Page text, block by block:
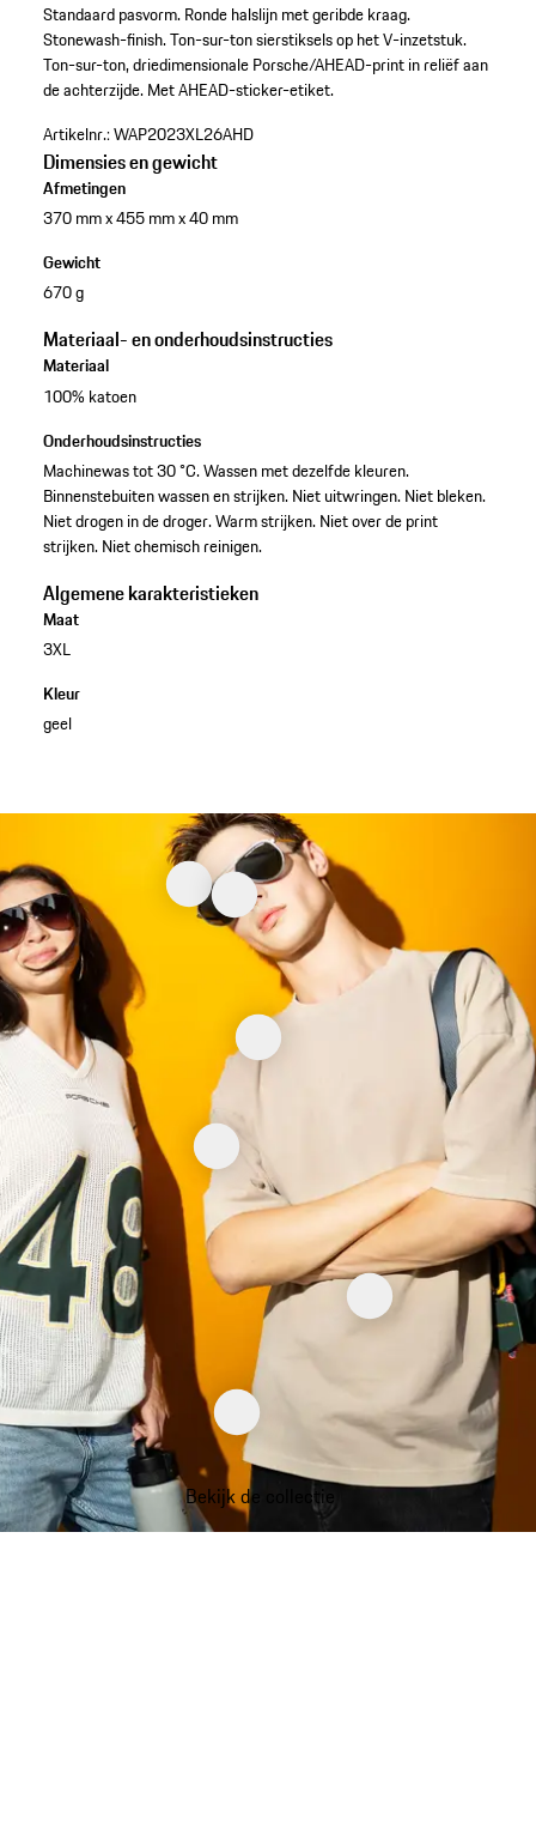
Standaard pasvorm. Ronde halslijn met geribde kraag.
Stonewash-finish.Ton-sur-ton sierstiksels op het V-inzetstuk.
Ton-sur-ton, driedimensionale Porsche/AHEAD-print in reliëf aan
de achterzijde. Met AHEAD-sticker-etiket.
Artikelnr.:WAP2023XL26AHD
Dimensies en gewicht
Afmetingen
370 mm x 455 mm x 40 mm
Gewicht
670 g
Materiaal- en onderhoudsinstructies
Materiaal
100% katoen
Onderhoudsinstructies
Machinewas tot 30 °C. Wassen met dezelfde kleuren.
Binnenstebuiten wassen en strijken. Niet uitwringen. Niet bleken.
Niet drogen in de droger. Warm strijken. Niet over de print
strijken. Niet chemisch reinigen.
Algemene karakteristieken
Maat
3XL
Kleur
geel
Bekijk de collectie